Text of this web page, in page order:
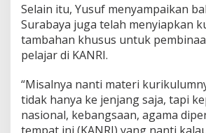
Selain itu, Yusuf menyampaikan
Surabaya juga telah menyiapkan
tambahan khusus untuk
pelajar di KANRI.
“Misalnya nanti materi
tidak hanya ke jenjang saja, tapi
nasional, kebangsaan, agama